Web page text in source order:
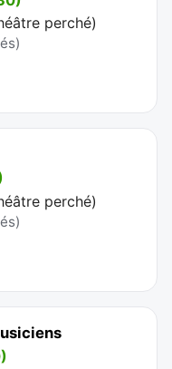
perché)
perché)